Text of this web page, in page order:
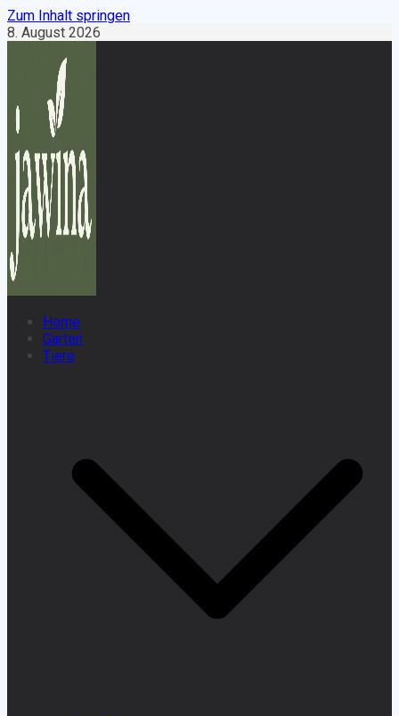
Zum Inhalt springen
8. August 2026
Home
Garten
Tiere